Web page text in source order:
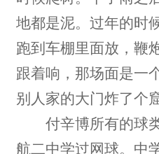
地都是泥。过年的时
跑到车棚里面放，鞭
跟着响，那场面是一
别人家的大门炸了个
付辛博所有的球类
航二中学过网球。中